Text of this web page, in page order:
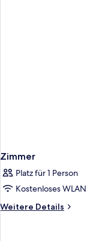
Zimmer
Platz für 1 Person
Kostenloses WLAN
Weitere Details
Weitere